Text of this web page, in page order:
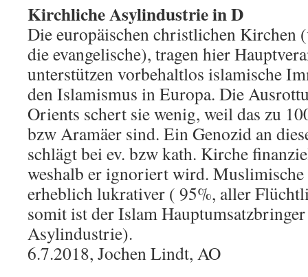
Kirchliche Asylindustrie in D
Die europäischen christlichen Kirchen
die evangelische), tragen hier
unterstützen vorbehaltlos islamische
den Islamismus in Europa. Die
Orients schert sie wenig, weil das zu
bzw Aramäer sind. Ein Genozid an
schlägt bei ev. bzw kath. Kirche
weshalb er ignoriert wird.
erheblich lukrativer ( 95%, aller
somit ist der Islam
Asylindustrie).
6.7.2018, Jochen Lindt, AO